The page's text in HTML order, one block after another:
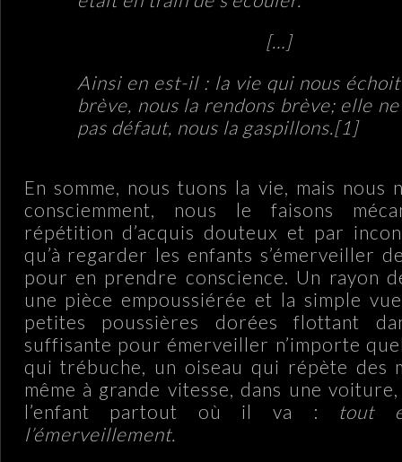
[…]
Ainsi en est-il : la vie qui nous échoit
brève, nous la rendons brève; elle
pas défaut, nous la gaspillons. [1]
En somme, nous tuons la vie, mais nous
consciemment, nous le faisons
répétition d’acquis douteux et par
qu’à regarder les enfants s’émerveiller
pour en prendre conscience. Un rayon
une pièce empoussiérée et la simple
petites poussières dorées flottant
suffisante pour émerveiller n’importe
qui trébuche, un oiseau qui répète des
même à grande vitesse, dans une
l’enfant partout où il va :
tout
l’émerveillement.